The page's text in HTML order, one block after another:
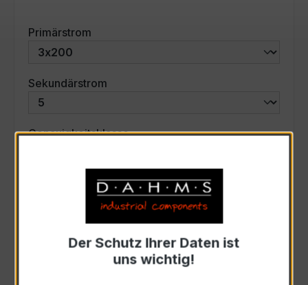
Primärstrom
Sekundärstrom
Genauigkeitsklasseauswählen
Scheinleistung (VA)auswählen
Auswahl zurücksetzen
Der Schutz Ihrer Daten ist
uns wichtig!